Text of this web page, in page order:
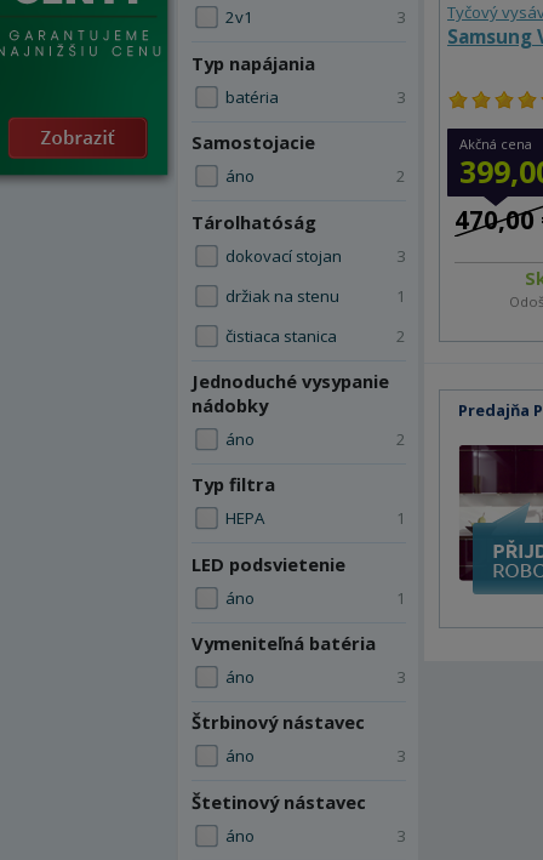
2v1 3
Typ napájania
batéria 3
Samostojacie
áno 2
Tárolhatóság
dokovací stojan
3
držiak na stenu
1
čistiaca stanica
2
Jednoduché vysypanie
nádobky
áno 2
Typ filtra
HEPA 1
LED podsvietenie
áno 1
Vymeniteľná batéria
áno 3
Štrbinový nástavec
áno 3
Štetinový nástavec
áno 3
Tyčový
Samsung
Akčná cena
470,00
Predajňa